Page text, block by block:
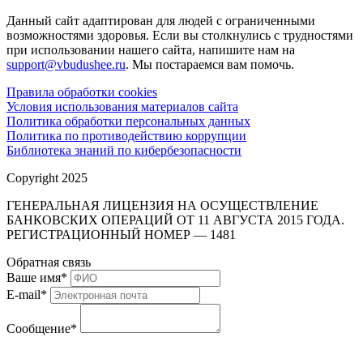
Данный сайт адаптирован для людей с ограниченными
возможностями здоровья. Если вы столкнулись с трудностями
при использовании нашего сайта, напишите нам на
support@vbudushee.ru. Мы постараемся вам помочь.
Правила обработки cookies
Условия использования материалов сайта
Политика обработки персональных данных
Политика по противодействию коррупции
Библиотека знаний по кибербезопасности
Copyright 2025
ГЕНЕРАЛЬНАЯ ЛИЦЕНЗИЯ НА ОСУЩЕСТВЛЕНИЕ
БАНКОВСКИХ ОПЕРАЦИЙ ОТ 11 АВГУСТА 2015 ГОДА.
РЕГИСТРАЦИОННЫЙ НОМЕР — 1481
Обратная связь
Ваше имя*
E-mail*
Сообщение*